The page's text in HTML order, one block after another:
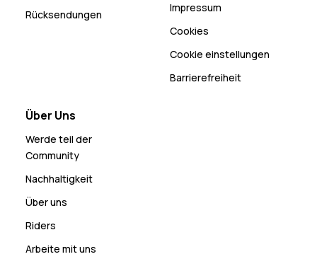
Rücksendungen
Impressum
Cookies
Cookie einstellungen
Barrierefreiheit
Über Uns
Werde teil der
Community
Nachhaltigkeit
Über uns
Riders
Arbeite mit uns